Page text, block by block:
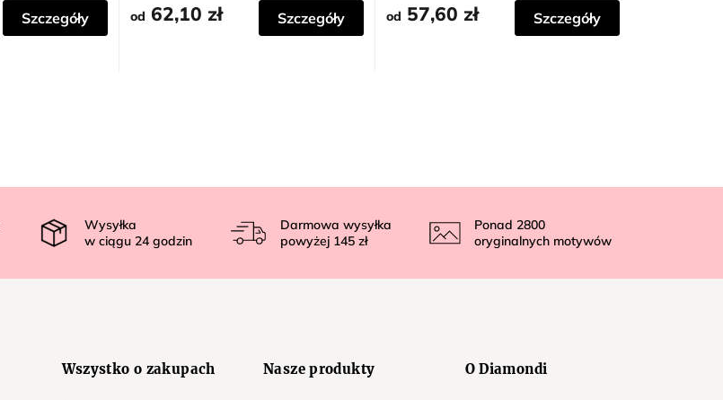
Szczegóły od 62,10 zł Szczegóły gwiazdek.
od 57,60 zł Szczegóły
Wysyłka
w ciągu 24 godzin
Darmowa wysyłka
powyżej 145 zł
Ponad 2800
oryginalnych motywów
Wszystko o zakupach Nasze produkty O Diamondi